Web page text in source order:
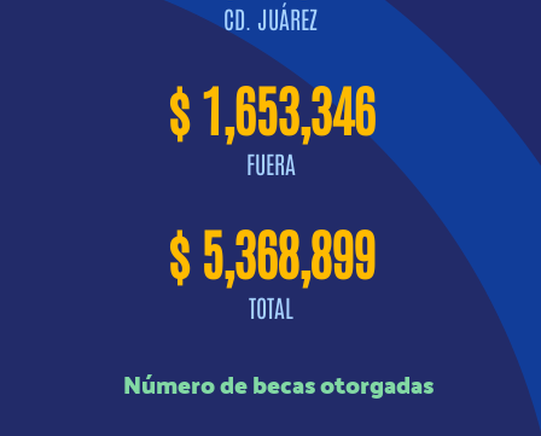
CD. JUÁREZ
$ 1,653,346
FUERA
$ 5,368,899
TOTAL
Número de becas otorgadas